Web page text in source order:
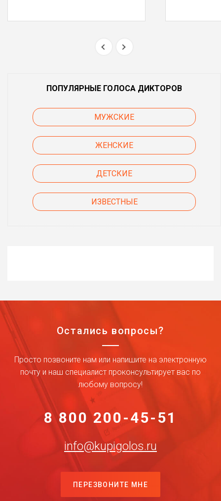
ПОПУЛЯРНЫЕ ГОЛОСА ДИКТОРОВ
МУЖСКИЕ
ЖЕНСКИЕ
ДЕТСКИЕ
ИЗВЕСТНЫЕ
Остались вопросы?
Просто позвоните нам или напишите на электронную
почту и наш специалист проконсультирует вас по
любому вопросу!
8 800 200-45-51
info@kupigolos.ru
ПЕРЕЗВОНИТЕ МНЕ